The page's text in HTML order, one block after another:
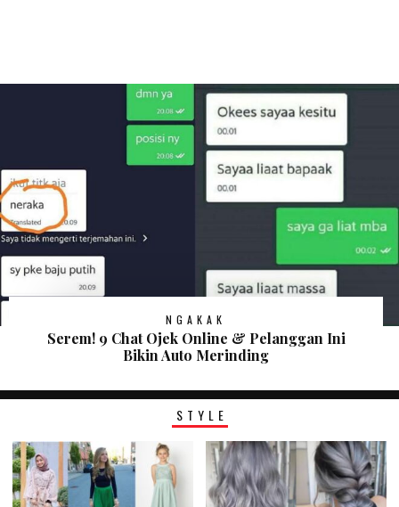
NGAKAK
Serem! 9 Chat Ojek Online & Pelanggan Ini
Bikin Auto Merinding
STYLE